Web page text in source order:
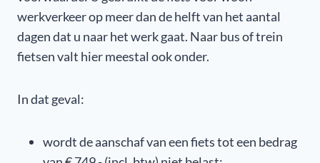
werkverkeer op meer dan de helft van het aantal
dagen dat u naar het werk gaat. Naar bus of trein
fietsen valt hier meestal ook onder.
In dat geval:
wordt de aanschaf van een fiets tot een bedrag